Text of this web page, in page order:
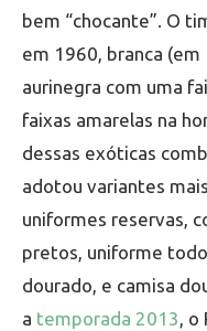
bem “chocante”. O
em 1960, branca
aurinegra com uma
faixas amarelas na
dessas exóticas
adotou variantes
uniformes reservas,
pretos, uniforme
dourado, e camisa
a temporada 2013, o